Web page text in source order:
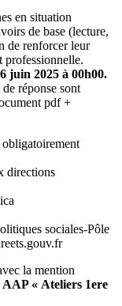
en situation
de base (lecture,
de renforcer leur
professionnelle.
juin 2025 à 00h00.
réponse sont
pdf +
obligatoirement
directions
sociales-Pôle
la mention
« Ateliers 1ere